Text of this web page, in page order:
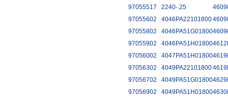
97055517
2240-.25
97055602
4046PA22101800
97055802
4046PA51G01800
97055902
4046PA51H01800
97056002
4047PA51H01800
97056302
4049PA22101800
97056702
4049PA51G01800
97056902
4049PA51H01800